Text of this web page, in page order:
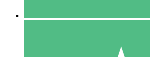
10 Downloads